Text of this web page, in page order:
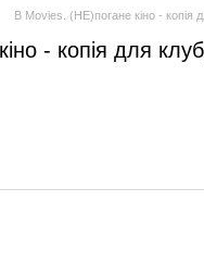
B Movies. (НЕ)погане кіно - копія
- копія для